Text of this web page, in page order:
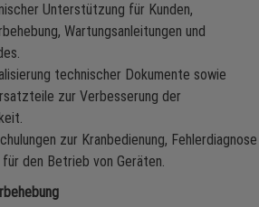
Unterstützung für Kunden,
Wartungsanleitungen und
technischer Dokumente sowie
zur Verbesserung der
zur Kranbedienung, Fehlerdiagnose
den Betrieb von Geräten.